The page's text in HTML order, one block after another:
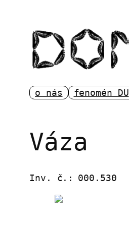
o nás fenomén DU
Váza
Inv. č.: 000.530